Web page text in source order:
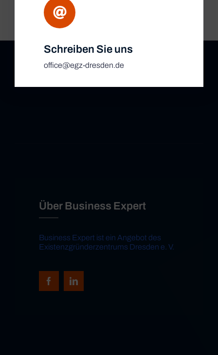
Schreiben Sie uns
office@egz-dresden.de
Über Business Expert
Business Expert ist ein Angebot des
Existenzgründerzentrums Dresden e. V.